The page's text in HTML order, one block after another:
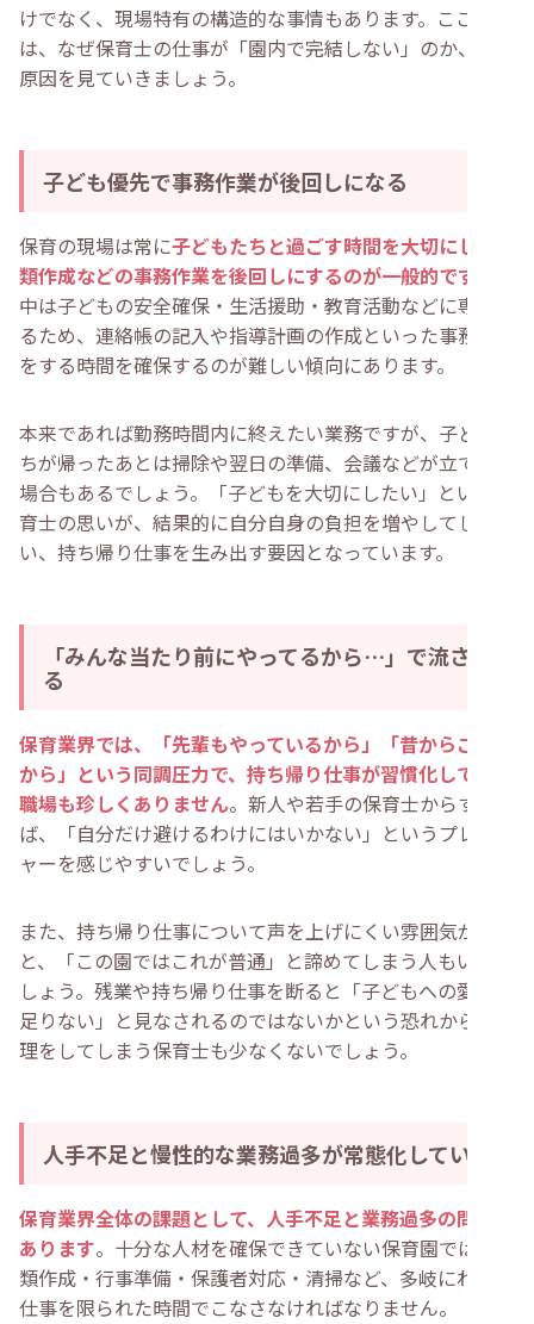
けでなく、現場特有の構造的な事情もあります。ここで
は、なぜ保育士の仕事が「園内で完結しない」のか、その
原因を見ていきましょう。
子ども優先で事務作業が後回しになる
保育の現場は常に子どもたちと過ごす時間を大切にし、書
類作成などの事務作業を後回しにするのが一般的です
中は子どもの安全確保・生活援助・教育活動などに専念す
るため、連絡帳の記入や指導計画の作成といった事務作業
をする時間を確保するのが難しい傾向にあります。
本来であれば勤務時間内に終えたい業務ですが、子どもた
ちが帰ったあとは掃除や翌日の準備、会議などが立て込む
場合もあるでしょう。「子どもを大切にしたい」という保
育士の思いが、結果的に自分自身の負担を増やしてしま
い、持ち帰り仕事を生み出す要因となっています。
「みんな当たり前にやってるから…」で流され
る
保育業界では、「先輩もやっているから」「昔からこうだ
から」という同調圧力で、持ち帰り仕事が習慣化している
職場も珍しくありません。新人や若手の保育士からすれ
ば、「自分だけ避けるわけにはいかない」というプレッシ
ャーを感じやすいでしょう。
また、持ち帰り仕事について声を上げにくい雰囲気がある
と、「この園ではこれが普通」と諦めてしまう人もいるで
しょう。残業や持ち帰り仕事を断ると「子どもへの愛情が
足りない」と見なされるのではないかという恐れから、無
理をしてしまう保育士も少なくないでしょう。
人手不足と慢性的な業務過多が常態化している
保育業界全体の課題として、人手不足と業務過多の問題が
あります。十分な人材を確保できていない保育園では、書
類作成・行事準備・保護者対応・清掃など、多岐にわたる
仕事を限られた時間でこなさなければなりません。